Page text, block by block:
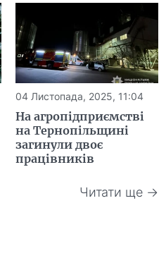
04 Листопада, 2025, 11:04
На агропідприємстві
на Тернопільщині
загинули двоє
працівників
Читати ще →